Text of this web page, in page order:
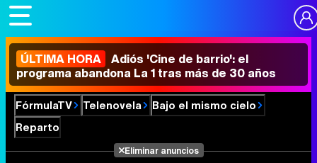
ÚLTIMA HORA Adiós 'Cine de barrio': el
programa abandona La 1 tras más de 30 años
FórmulaTV Telenovela
Bajo el mismo cielo
Reparto
Eliminar anuncios